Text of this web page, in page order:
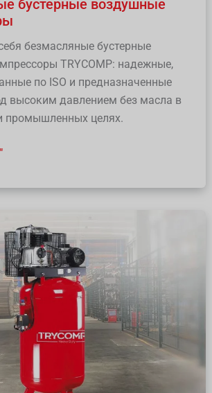
бустерные воздушные
безмасляные бустерные
TRYCOMP: надежные,
по ISO и предназначенные
высоким давлением без масла в
промышленных целях.